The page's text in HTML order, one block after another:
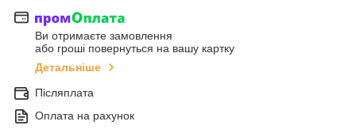
Ви отримаєте замовлення
або гроші повернуться на вашу картку
Детальніше
Післяплата
Оплата на рахунок